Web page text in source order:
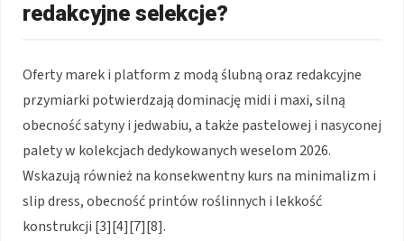
redakcyjne selekcje?
Oferty marek i platform z modą ślubną oraz redakcyjne
przymiarki potwierdzają dominację midi i maxi, silną
obecność satyny i jedwabiu, a także pastelowej i nasyconej
palety w kolekcjach dedykowanych weselom 2026.
Wskazują również na konsekwentny kurs na minimalizm i
slip dress, obecność printów roślinnych i lekkość
konstrukcji [3][4][7][8].